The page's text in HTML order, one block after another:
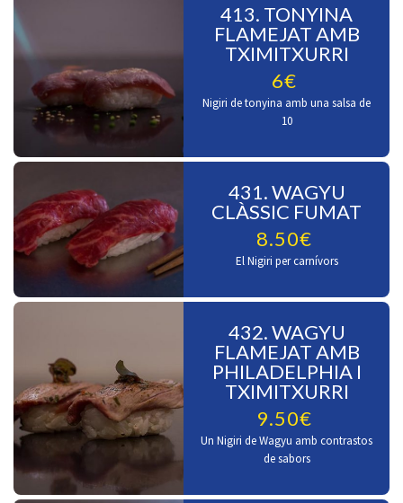
413. TONYINA
FLAMEJAT AMB
TXIMITXURRI
6€
Nigiri de tonyina amb una salsa de
10
431. WAGYU
CLÀSSIC FUMAT
8.50€
El Nigiri per carnívors
432. WAGYU
FLAMEJAT AMB
PHILADELPHIA I
TXIMITXURRI
9.50€
Un Nigiri de Wagyu amb contrastos
de sabors